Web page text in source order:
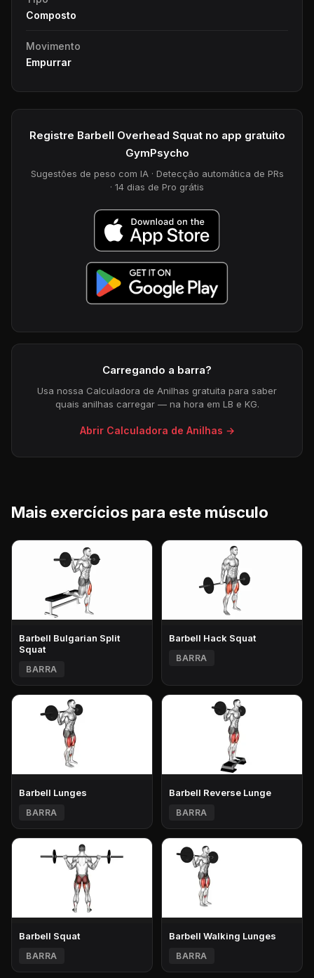
Composto
Movimento
Empurrar
Registre Barbell Overhead Squat no app gratuito
GymPsycho
Sugestões de peso com IA · Detecção automática de PRs
· 14 dias de Pro grátis
Carregando a barra?
Usa nossa Calculadora de Anilhas gratuita para saber
quais anilhas carregar — na hora em LB e KG.
Abrir Calculadora de Anilhas →
Mais exercícios para este músculo
Barbell Bulgarian Split
Squat
BARRA
Barbell Hack Squat
BARRA
Barbell Lunges
BARRA
Barbell Reverse Lunge
BARRA
Barbell Squat
BARRA
Barbell Walking Lunges
BARRA